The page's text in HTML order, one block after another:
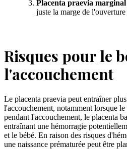
Placenta praevia
juste la marge de
Risques pour le
l'accouchement
Le placenta praevia peut entraîner
l'accouchement, notamment lorsque
pendant l'accouchement, le placenta
entraînant une hémorragie
et le bébé. En raison des risques
une naissance prématurée peut être